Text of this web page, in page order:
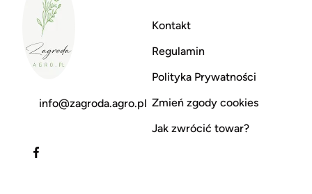
info@zagroda.agro.pl
Kontakt
Regulamin
Polityka Prywatności
Zmień zgody cookies
Jak zwrócić towar?